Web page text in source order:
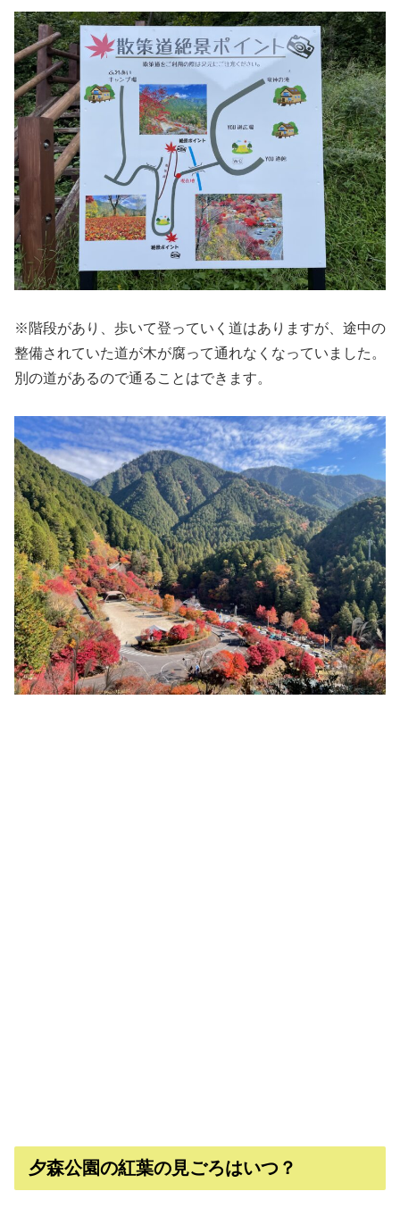
※階段があり、歩いて登っていく道はありますが、途中の
整備されていた道が木が腐って通れなくなっていました。
別の道があるので通ることはできます。
夕森公園の紅葉の見ごろはいつ？